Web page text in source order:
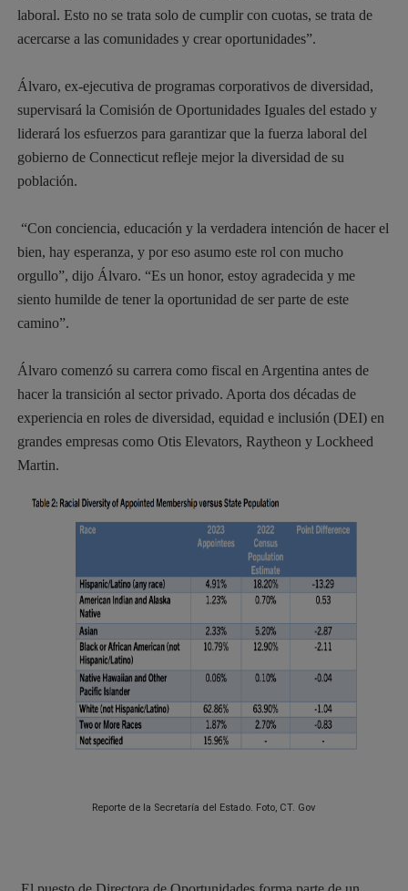
laboral. Esto no se trata solo de cumplir con cuotas, se trata de
acercarse a las comunidades y crear oportunidades”.
Álvaro, ex-ejecutiva de programas corporativos de diversidad,
supervisará la Comisión de Oportunidades Iguales del estado y
liderará los esfuerzos para garantizar que la fuerza laboral del
gobierno de Connecticut refleje mejor la diversidad de su
población.
“Con conciencia, educación y la verdadera intención de hacer el
bien, hay esperanza, y por eso asumo este rol con mucho
orgullo”, dijo Álvaro. “Es un honor, estoy agradecida y me
siento humilde de tener la oportunidad de ser parte de este
camino”.
Álvaro comenzó su carrera como fiscal en Argentina antes de
hacer la transición al sector privado. Aporta dos décadas de
experiencia en roles de diversidad, equidad e inclusión (DEI) en
grandes empresas como Otis Elevators, Raytheon y Lockheed
Martin.
Reporte de la Secretaría del Estado. Foto, CT. Gov